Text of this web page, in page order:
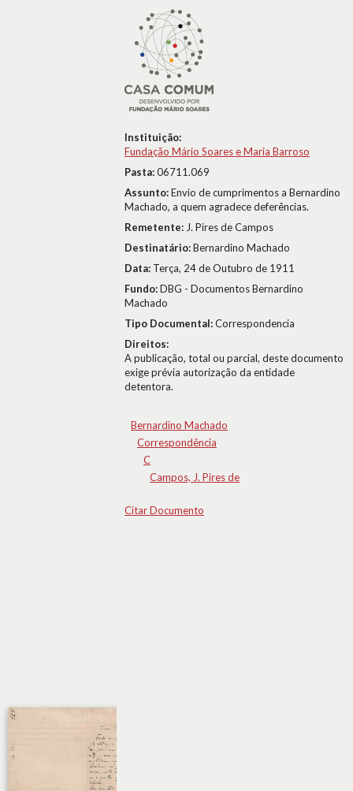
Instituição:
Fundação Mário Soares e Maria Barroso
Pasta:06711.069
Assunto:Envio de cumprimentos a Bernardino
Machado, a quem agradece deferências.
Remetente: J. Pires de Campos
Destinatário:Bernardino Machado
Data: Terça, 24 de Outubro de 1911
Fundo:DBG - Documentos Bernardino
Machado
Tipo Documental:Correspondencia
Direitos:
A publicação, total ou parcial, deste documento
exige prévia autorização da entidade
detentora.
Bernardino Machado
Correspondência
C
Campos, J. Pires de
Citar Documento